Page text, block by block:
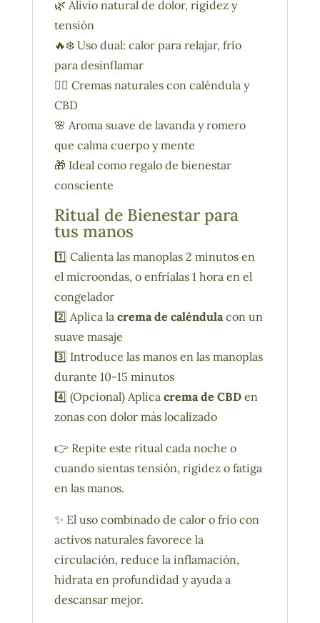
🌿 Alivio natural de dolor, rigidez y
tensión
🔥❄️ Uso dual: calor para relajar, frío
para desinflamar
💆‍♀️ Cremas naturales con caléndula y
CBD
🌸 Aroma suave de lavanda y romero
que calma cuerpo y mente
🎁 Ideal como regalo de bienestar
consciente
Ritual de Bienestar para
tus manos
1️⃣ Calienta las manoplas 2 minutos en
el microondas, o enfríalas 1 hora en el
congelador
2️⃣ Aplica la crema de caléndulacon un
suave masaje
3️⃣ Introduce las manos en las manoplas
durante 10-15 minutos
4️⃣ (Opcional) Aplica crema de CBDen
zonas con dolor más localizado
👉 Repite este ritual cada noche o
cuando sientas tensión, rigidez o fatiga
en las manos.
✨ El uso combinado de calor o frío con
activos naturales favorece la
circulación, reduce la inflamación,
hidrata en profundidad y ayuda a
descansar mejor.